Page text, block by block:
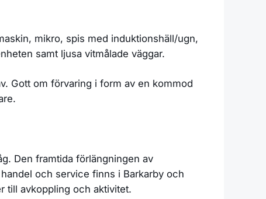
mikro, spis med induktionshäll/ugn,
samt ljusa vitmålade väggar.
Gott om förvaring i form av en kommod
Den framtida förlängningen av
och service finns i Barkarby och
till avkoppling och aktivitet.